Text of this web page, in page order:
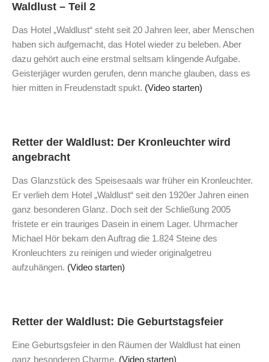
Waldlust – Teil 2
Das Hotel „Waldlust“ steht seit 20 Jahren leer, aber Menschen
haben sich aufgemacht, das Hotel wieder zu beleben. Aber
dazu gehört auch eine erstmal seltsam klingende Aufgabe.
Geisterjäger wurden gerufen, denn manche glauben, dass es
hier mitten in Freudenstadt spukt. (Video starten)
Retter der Waldlust: Der Kronleuchter wird
angebracht
Das Glanzstück des Speisesaals war früher ein Kronleuchter.
Er verlieh dem Hotel „Waldlust“ seit den 1920er Jahren einen
ganz besonderen Glanz. Doch seit der Schließung 2005
fristete er ein trauriges Dasein in einem Lager. Uhrmacher
Michael Hör bekam den Auftrag die 1.824 Steine des
Kronleuchters zu reinigen und wieder originalgetreu
aufzuhängen. (Video starten)
Retter der Waldlust: Die Geburtstagsfeier
Eine Geburtsgsfeier in den Räumen der Waldlust hat einen
ganz besonderen Charme. (Video starten)